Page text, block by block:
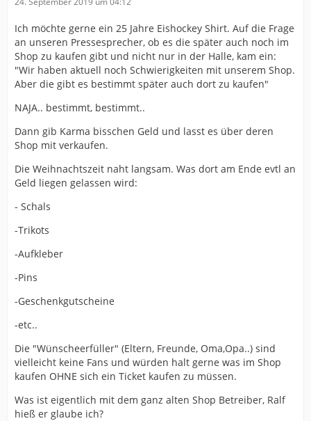
Ich möchte gerne ein 25 Jahre Eishockey Shirt. Auf die Frage
an unseren Pressesprecher, ob es die später auch noch im
Shop zu kaufen gibt und nicht nur in der Halle, kam ein:
"Wir haben aktuell noch Schwierigkeiten mit unserem Shop.
Aber die gibt es bestimmt später auch dort zu kaufen"
NAJA.. bestimmt, bestimmt..
Dann gib Karma bisschen Geld und lasst es über deren
Shop mit verkaufen.
Die Weihnachtszeit naht langsam. Was dort am Ende evtl an
Geld liegen gelassen wird:
- Schals
-Trikots
-Aufkleber
-Pins
-Geschenkgutscheine
-etc..
Die "Wünscheerfüller" (Eltern, Freunde, Oma,Opa..) sind
vielleicht keine Fans und würden halt gerne was im Shop
kaufen OHNE sich ein Ticket kaufen zu müssen.
Was ist eigentlich mit dem ganz alten Shop Betreiber, Ralf
hieß er glaube ich?